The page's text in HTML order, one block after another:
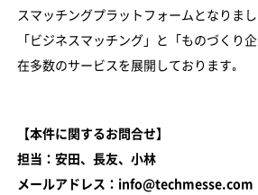
スマッチングプラットフォームとなりまし
「ビジネスマッチング」と「ものづくり
在多数のサービスを展開しております｡
【本件に関するお問合せ】
担当：安田、長友、小林
メールアドレス：info@techmesse.com